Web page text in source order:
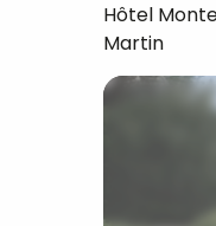
Hôtel
Martin